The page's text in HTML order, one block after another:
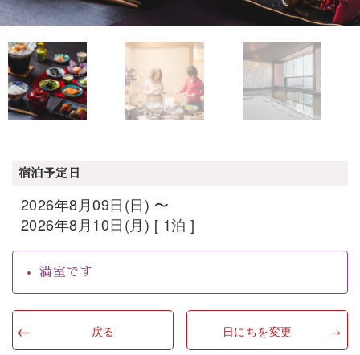
宿泊予定日
2026年8月09日(日) 〜
2026年8月10日(月) [ 1泊 ]
満室です
戻る 日にちを変更